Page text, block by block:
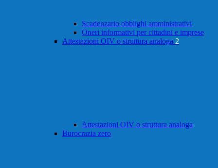
Scadenzario obblighi amministrativi
Oneri informativi per cittadini e imprese
Attestazioni OIV o struttura analoga 2
Attestazioni OIV o struttura analoga
Burocrazia zero